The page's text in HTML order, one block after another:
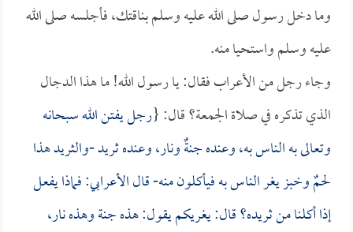
وما دخل رسول صلى الله عليه وسلم بناقتك، فأجلسه صلى الله
عليه وسلم واستحيا منه.
وجاء رجل من الأعراب فقال: يا رسول الله! ما هذا الدجال
الذي تذكره في صلاة الجمعة؟ قال: {رجل يفتن الله سبحانه
وتعالى به الناس به، وعنده جنةٌ ونار، وعنده ثريد -والثريد هذا
لحمٌ وخبز يغر الناس به فيأكلون منه- قال الأعرابي: فماذا يفعل
إذا أكلنا من ثريده؟ قال: يغريكم يقول: هذه جنة وهذه نار،